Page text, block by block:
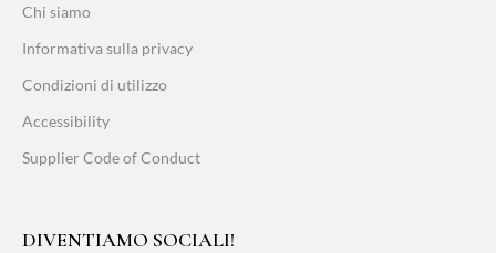
Chi siamo
Informativa sulla privacy
Condizioni di utilizzo
Accessibility
Supplier Code of Conduct
DIVENTIAMO SOCIALI!